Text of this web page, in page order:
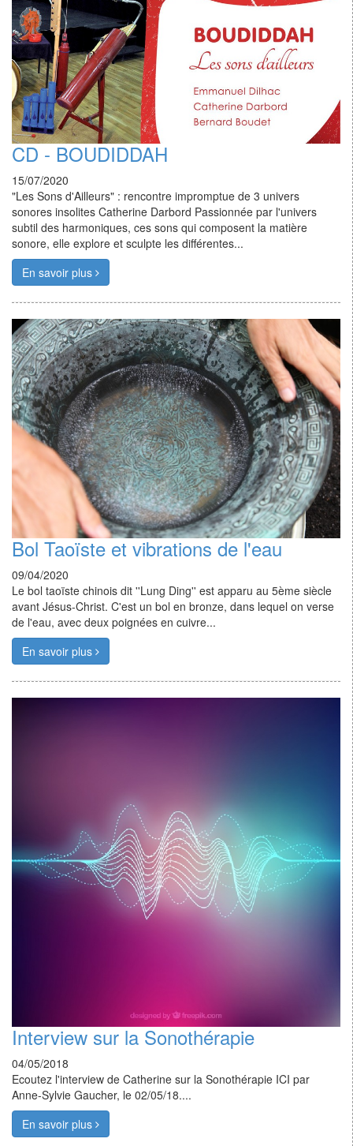
CD - BOUDIDDAH
15/07/2020
"Les Sons d'Ailleurs" : rencontre impromptue de 3 univers
sonores insolites Catherine Darbord Passionnée par l'univers
subtil des harmoniques, ces sons qui composent la matière
sonore, elle explore et sculpte les différentes...
En savoir plus
Bol Taoïste et vibrations de l'eau
09/04/2020
Le bol taoïste chinois dit ''Lung Ding'' est apparu au 5ème siècle
avant Jésus-Christ. C'est un bol en bronze, dans lequel on verse
de l'eau, avec deux poignées en cuivre...
En savoir plus
Interview sur la Sonothérapie
04/05/2018
Ecoutez l'interview de Catherine sur la Sonothérapie ICI par
Anne-Sylvie Gaucher, le 02/05/18....
En savoir plus